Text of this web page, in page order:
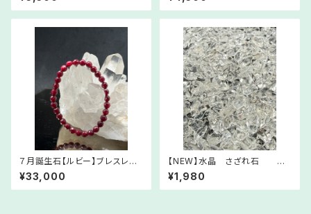
～
（8㎜粒サイズ） 各サイズ同一
価格！WKOrSAg08-215076
７月誕生石【ルビー】ブレスレット
④
¥33,000
【NEW】水晶 さざれ石 小
粒 【Krehaパワーで浄化＆パ
ワーチャージ】
¥1,980